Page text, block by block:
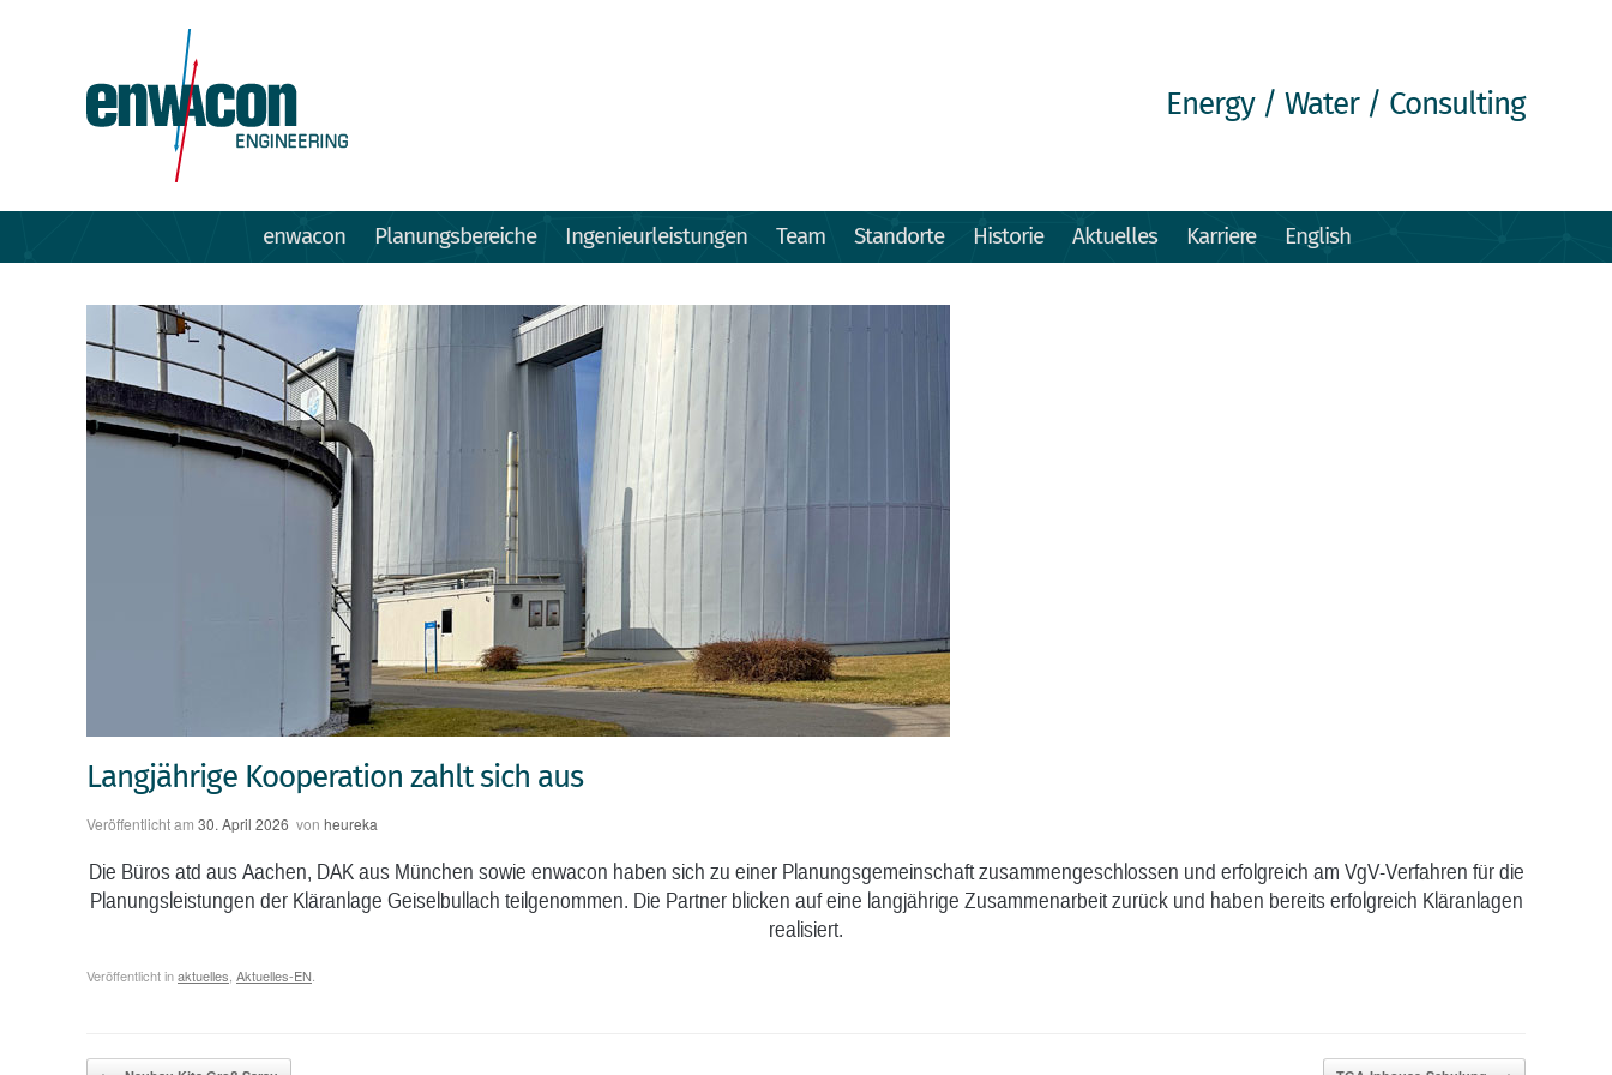
Energy / Water / Consulting
enwacon Planungsbereiche Ingenieurleistungen Team Standorte Historie Aktuelles Karriere English
Langjährige Kooperation zahlt sich aus
Veröffentlicht am 30. April 2026 von heureka
Die Büros atd aus Aachen, DAK aus München sowie enwacon haben sich zu einer Planungsgemeinschaft zusammengeschlossen und erfolgreich am VgV-Verfahren für die
Planungsleistungen der Kläranlage Geiselbullach teilgenommen. Die Partner blicken auf eine langjährige Zusammenarbeit zurück und haben bereits erfolgreich Kläranlagen
realisiert.
Veröffentlicht inaktuelles Aktuelles-EN